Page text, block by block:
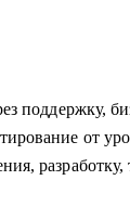
поддержку,
от
разработку,